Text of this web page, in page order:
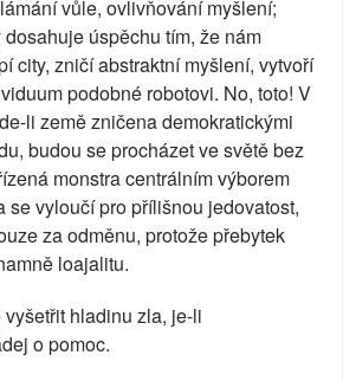
vůle, ovlivňování myšlení;
úspěchu tím, že nám
city, zničí abstraktní myšlení, vytvoří
podobné robotovi. No, toto! V
li země zničena demokratickými
budou se procházet ve světě bez
monstra centrálním výborem
se vyloučí pro přílišnou jedovatost,
za odměnu, protože přebytek
loajalitu.
hladinu zla, je-li
o pomoc.